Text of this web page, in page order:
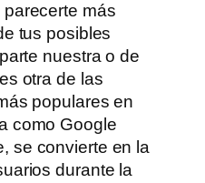
más
tus posibles
nuestra o de
otra de las
populares en
como Google
se convierte en la
durante la